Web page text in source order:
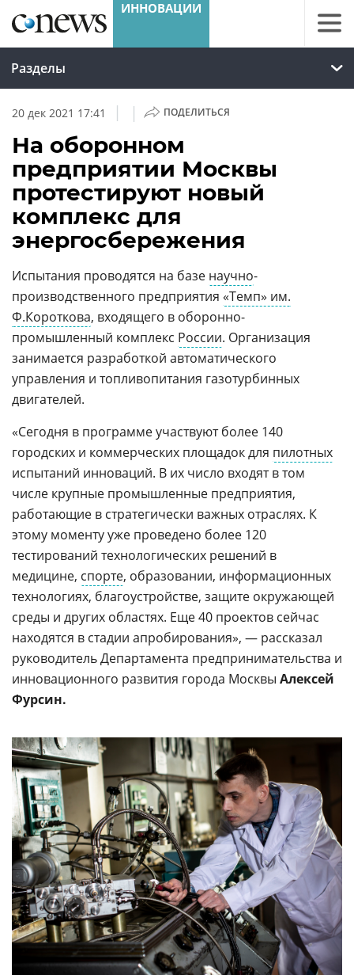
Разделы
20 дек 2021 17:41 | | ПОДЕЛИТЬСЯ
На оборонном
предприятии Москвы
протестируют новый
комплекс для
энергосбережения
Испытания проводятся на базе научно-
производственного предприятия «Темп» им.
Ф.Короткова, входящего в оборонно-
промышленный комплекс России. Организация
занимается разработкой автоматического
управления и топливопитания газотурбинных
двигателей.
«Сегодня в программе участвуют более 140
городских и коммерческих площадок для пилотных
испытаний инноваций. В их число входят в том
числе крупные промышленные предприятия,
работающие в стратегически важных отраслях. К
этому моменту уже проведено более 120
тестирований технологических решений в
медицине, спорте, образовании, информационных
технологиях, благоустройстве, защите окружающей
среды и других областях. Еще 40 проектов сейчас
находятся в стадии апробирования», — рассказал
руководитель Департамента предпринимательства и
инновационного развития города Москвы Алексей
Фурсин.